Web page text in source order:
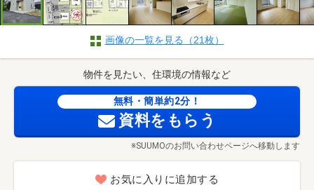
画像の一覧を見る（21枚）
物件を見たい、住環境の情報など
無料・簡単約2分！
資料をもらう
※SUUMOのお問い合わせページへ移動します
お気に入りに追加する